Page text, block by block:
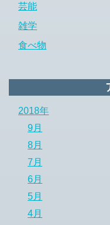
芸能
雑学
食べ物
2018年
9月
8月
7月
6月
5月
4月